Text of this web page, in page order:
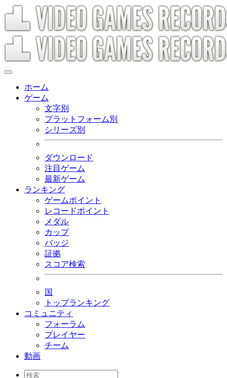
ホーム
ゲーム
文字別
プラットフォーム別
シリーズ別
ダウンロード
注目ゲーム
最新ゲーム
ランキング
ゲームポイント
レコードポイント
メダル
カップ
バッジ
証拠
スコア検索
国
トップランキング
コミュニティ
フォーラム
プレイヤー
チーム
動画